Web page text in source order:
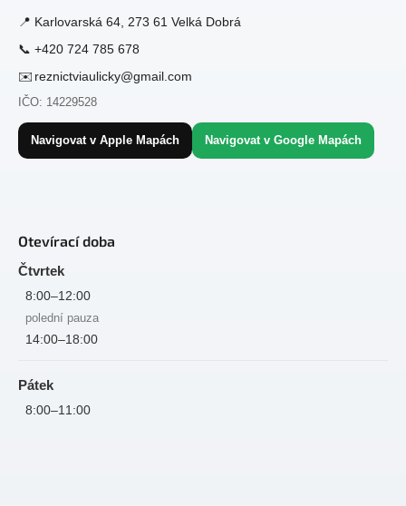
📍 Karlovarská 64, 273 61 Velká Dobrá
📞 +420 724 785 678
✉️ reznictviaulicky@gmail.com
IČO: 14229528
Navigovat v Apple Mapách Navigovat v Google Mapách
Otevírací doba
Čtvrtek
8:00–12:00
polední pauza
14:00–18:00
Pátek
8:00–11:00